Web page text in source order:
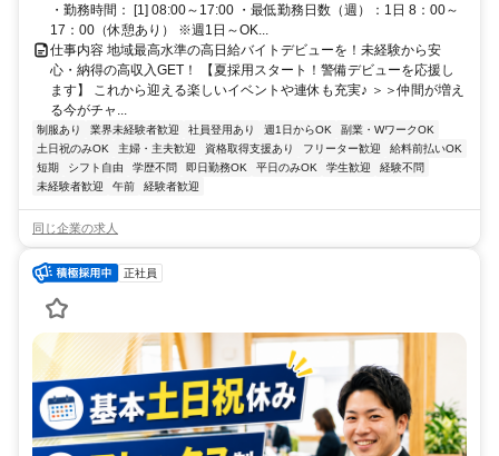
・勤務時間： [1] 08:00～17:00 ・最低勤務日数（週）：1日 8：00～
17：00（休憩あり） ※週1日～OK...
仕事内容 地域最高水準の高日給バイトデビューを！未経験から安
心・納得の高収入GET！ 【夏採用スタート！警備デビューを応援し
ます】 これから迎える楽しいイベントや連休も充実♪ ＞＞仲間が増え
る今がチャ...
制服あり 業界未経験者歓迎 社員登用あり 週1日からOK
副業・WワークOK
土日祝のみOK
主婦・主夫歓迎 資格取得支援あり フリーター歓迎
給料前払いOK
短期
シフト自由 学歴不問 即日勤務OK 平日のみOK 学生歓迎
経験不問
未経験者歓迎
午前 経験者歓迎
同じ企業の求人
正社員